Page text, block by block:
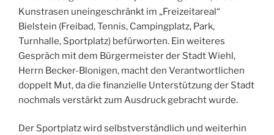
Kunstrasen uneingeschränkt im „Freizeitareal“
Bielstein (Freibad, Tennis, Campingplatz, Park,
Turnhalle, Sportplatz) befürworten. Ein weiteres
Gespräch mit dem Bürgermeister der Stadt Wiehl,
Herrn Becker-Blonigen, macht den Verantwortlichen
doppelt Mut, da die finanzielle Unterstützung der Stadt
nochmals verstärkt zum Ausdruck gebracht wurde.
Der Sportplatz wird selbstverständlich und weiterhin